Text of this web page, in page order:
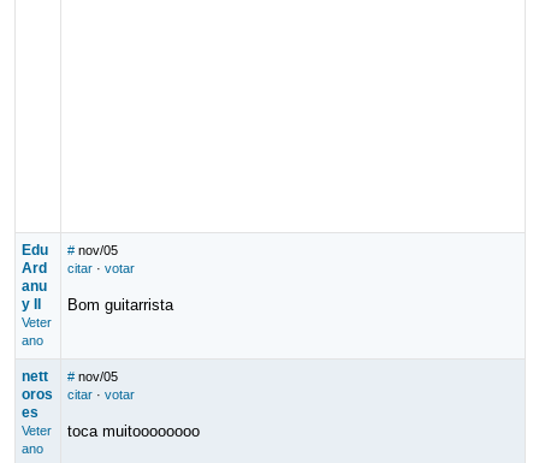
Edu
Ard
anu
y II
Veter
ano
# nov/05
citar· votar
Bom guitarrista
nett
oros
es
Veter
ano
# nov/05
citar· votar
toca muitoooooooo